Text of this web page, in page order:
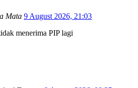
Mata 9 August 2026, 21:03
menerima PIP lagi